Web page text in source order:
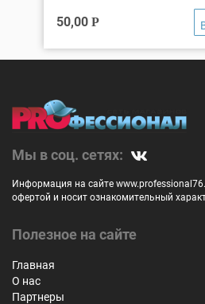
50,00 Р
Мы в соц. сетях:
Информация на сайте
офертой и носит ознакомительный
Полезное на сайте
Главная
О нас
Партнеры